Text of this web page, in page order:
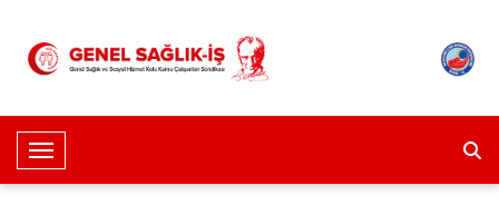
Toggle Navigation